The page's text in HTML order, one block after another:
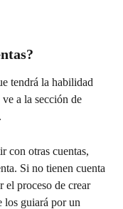
tendrá la habilidad
a la sección de
con otras cuentas,
Si no tienen cuenta
el proceso de crear
los guiará por un